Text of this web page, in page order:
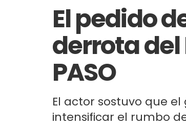
El pedido
derrota del
PASO
El actor sostuvo que
intensificar el rumbo